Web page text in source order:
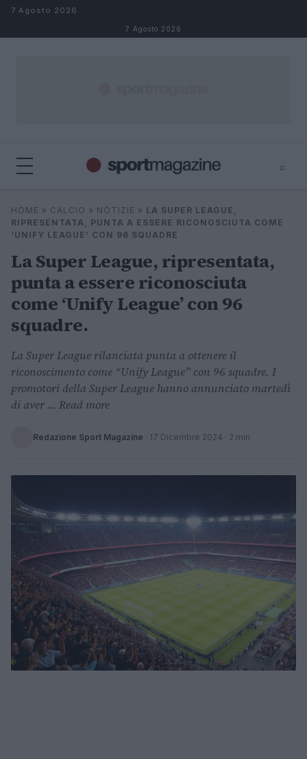
Salta al contenuto
7 Agosto 2026
7 Agosto 2026
⌕
Cerca
HOME » CALCIO » NOTIZIE » LA SUPER LEAGUE,
RIPRESENTATA, PUNTA A ESSERE RICONOSCIUTA COME
‘UNIFY LEAGUE’ CON 96 SQUADRE
La Super League, ripresentata,
punta a essere riconosciuta
come ‘Unify League’ con 96
squadre.
La Super League rilanciata punta a ottenere il
riconoscimento come “Unify League” con 96 squadre. I
promotori della Super League hanno annunciato martedì
di aver ... Read more
Redazione Sport Magazine · 17 Dicembre 2024 · 2 min